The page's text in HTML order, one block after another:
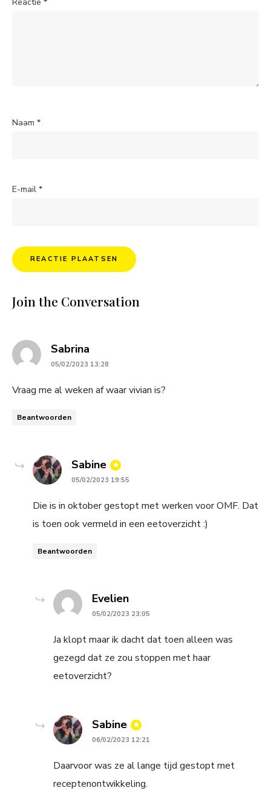
Naam *
E-mail *
Join the Conversation
Sabrina
05/02/2023 13:28
Vraag me al weken af waar vivian is?
Beantwoorden
Sabine says:
05/02/2023 19:55
Die is in oktober gestopt met werken voor OMF. Dat
is toen ook vermeld in een eetoverzicht :)
Beantwoorden
Eveliensays:
05/02/2023 23:05
Ja klopt maar ik dacht dat toen alleen was
gezegd dat ze zou stoppen met haar
eetoverzicht?
Sabine says:
06/02/2023 12:21
Daarvoor was ze al lange tijd gestopt met
receptenontwikkeling.